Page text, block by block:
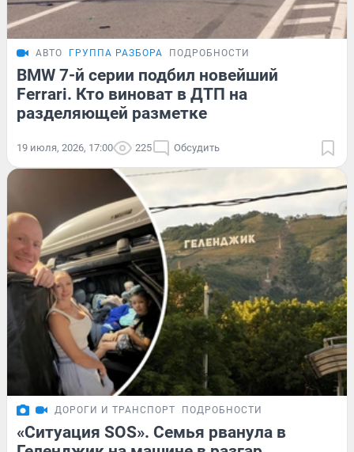
АВТО ГРУППА РАЗБОРА ПОДРОБНОСТИ
BMW 7-й серии подбил новейший
Ferrari. Кто виноват в ДТП на
разделяющей разметке
19 июля, 2026, 17:00 225 Обсудить
ДОРОГИ И ТРАНСПОРТ ПОДРОБНОСТИ
«Ситуация SOS». Семья рванула в